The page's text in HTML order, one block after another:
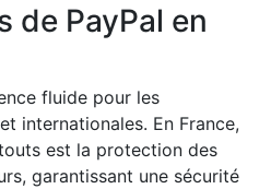
de PayPal en
fluide pour les
internationales. En France,
est la protection des
garantissant une sécurité